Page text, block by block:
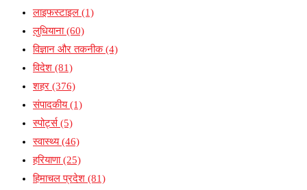
लाइफस्टाइल (1)
लुधियाना(60)
विज्ञान और तकनीक(4)
विदेश (81)
शहर (376)
संपादकीय(1)
स्पोर्ट्स(5)
स्वास्थ्य(46)
हरियाणा(25)
हिमाचल प्रदेश (81)